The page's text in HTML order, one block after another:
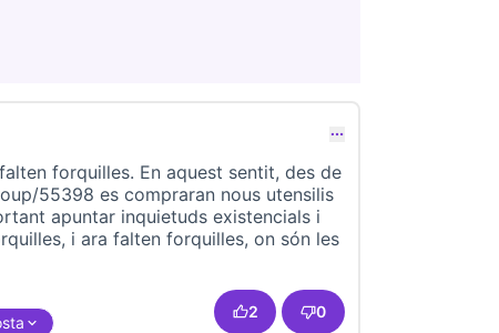
forquilles. En aquest sentit, des de
55398 es compraran nous utensilis
apuntar inquietuds existencials i
i ara falten forquilles, on són les
2 0